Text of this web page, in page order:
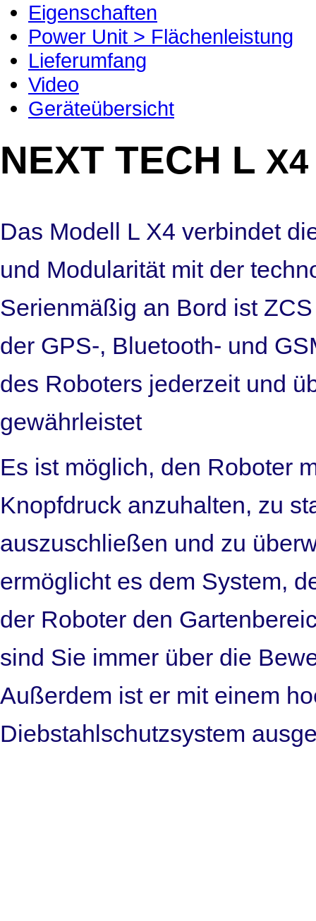
Eigenschaften
Power Unit > Flächenleistung
Lieferumfang
Video
Geräteübersicht
NEXT TECH L
Das Modell L X4 verbindet
und Modularität mit der
Serienmäßig an Bord ist
der GPS-, Bluetooth- und
des Roboters jederzeit und
gewährleistet
Es ist möglich, den Roboter
Knopfdruck anzuhalten, zu
auszuschließen und zu
ermöglicht es dem System,
der Roboter den
sind Sie immer über die
Außerdem ist er mit einem
Diebstahlschutzsystem